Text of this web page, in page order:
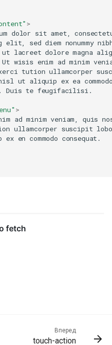
>
dolor sit amet,
elit, sed diem nonummy
lacreet dolore magna
wisis enim ad minim
tution ullamcorper
ut aliquip ex ea
Duis te feugifacilisi.
>
ad minim veniam, quis
ullamcorper suscipit
ex en commodo consequat.
Вперед
touch-action